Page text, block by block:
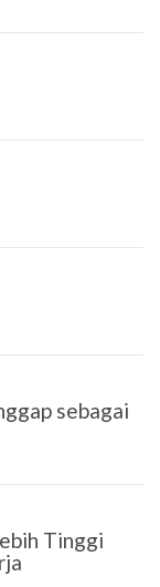
sebagai
Tinggi